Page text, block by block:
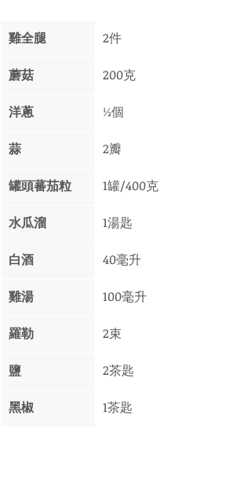
雞全腿 2件
蘑菇 200克
洋蔥 ½個
蒜 2瓣
罐頭蕃茄粒 1罐/400克
水瓜溜 1湯匙
白酒 40毫升
雞湯 100毫升
羅勒 2束
鹽 2茶匙
黑椒 1茶匙